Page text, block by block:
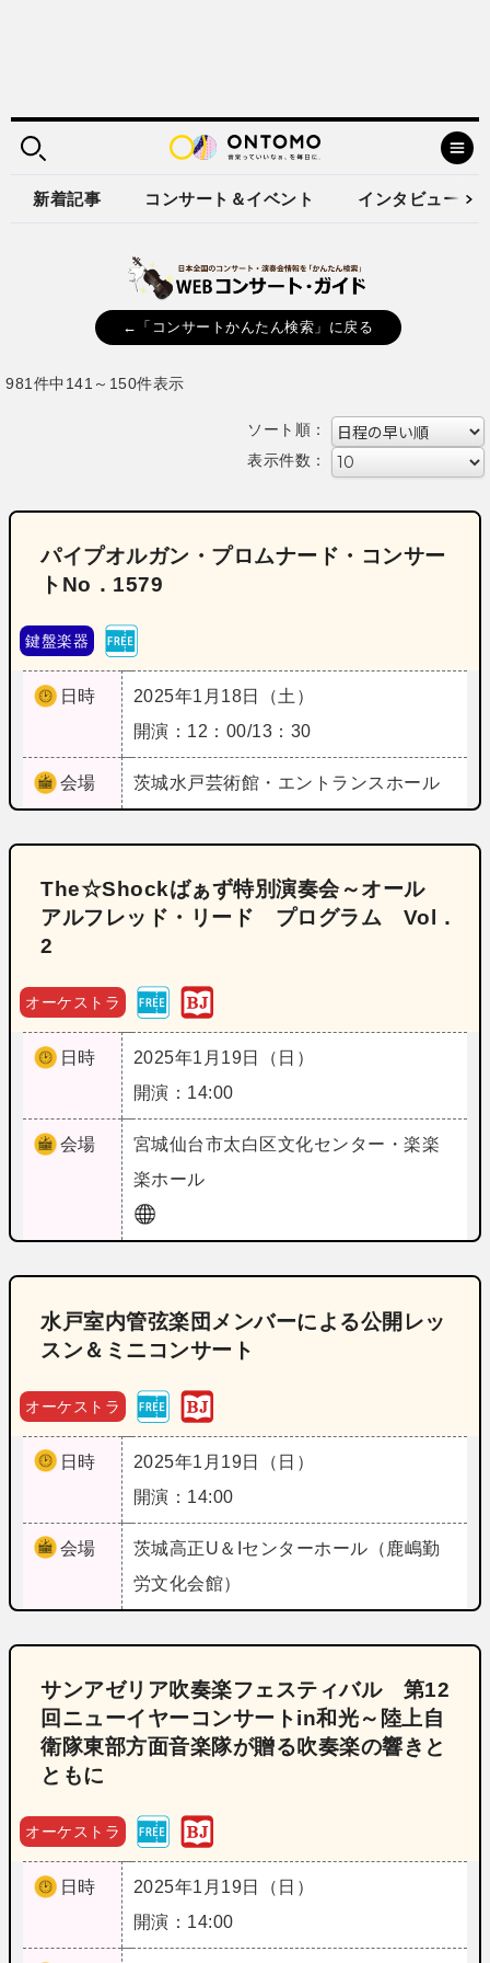
新着記事 コンサート＆イベント インタビュー
←「コンサートかんたん検索」に戻る
981件中141～150件表示
ソート順：
表示件数：
パイプオルガン・プロムナード・コンサー
トNo．1579
鍵盤楽器
日時
2025年1月18日（土）
開演：12：00/13：30
会場 茨城水戸芸術館・エントランスホール
The☆Shockばぁず特別演奏会～オール
アルフレッド・リード プログラム Vol．
2
オーケストラ
日時
2025年1月19日（日）
開演：14:00
会場 宮城仙台市太白区文化センター・楽楽
楽ホール
水戸室内管弦楽団メンバーによる公開レッ
スン＆ミニコンサート
オーケストラ
日時
2025年1月19日（日）
開演：14:00
会場 茨城高正U＆Iセンターホール（鹿嶋勤
労文化会館）
サンアゼリア吹奏楽フェスティバル 第12
回ニューイヤーコンサートin和光～陸上自
衛隊東部方面音楽隊が贈る吹奏楽の響きと
ともに
オーケストラ
日時
2025年1月19日（日）
開演：14:00